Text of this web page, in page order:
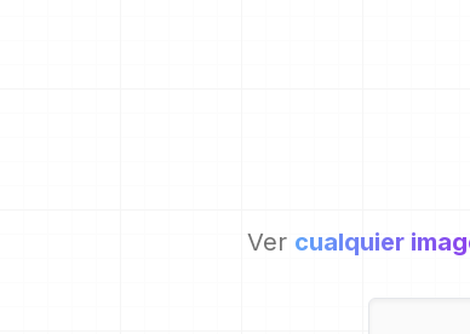
Ver cualquier